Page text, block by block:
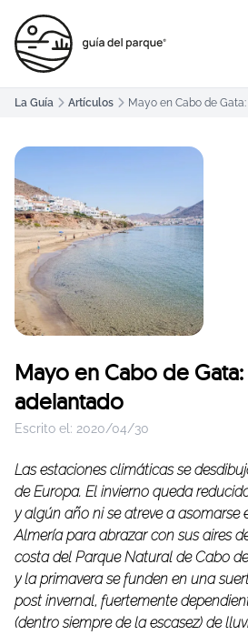
La Guía Artículos Mayo en Cabo de
Mayo en Cabo de
adelantado
Escrito el: 2020/04/30
Las estaciones climáticas se
de Europa. El invierno queda
y algún año ni se atreve a asomarse
Almería para abrazar con sus aires
costa del Parque Natural de Cabo
y la primavera se funden en una
post invernal, fuertemente
(dentro siempre de la escasez) de